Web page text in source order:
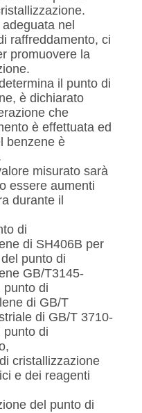
nel
raffreddamento, ci
promuovere la
il punto di
è dichiarato
che
è effettuata ed
benzene è
misurato sarà
essere aumenti
durante il
di
di SH406B per
punto di
GB/T3145-
punto di
di GB/T
di GB/T 3710-
punto di
cristallizzazione
e dei reagenti
del punto di